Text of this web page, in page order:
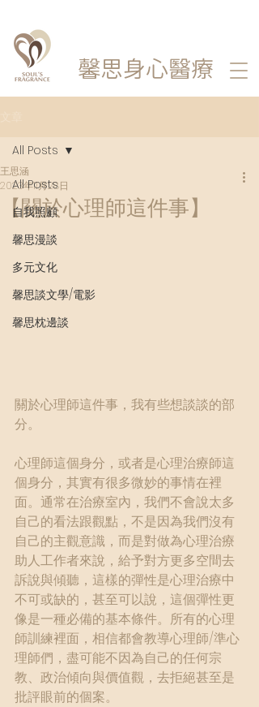
馨思身心醫療
All Posts
自我照顧
馨思漫談
多元文化
馨思談文學/電影
馨思枕邊談
All Posts
【關於心理師這件事】
王思涵
2023年11月28日
關於心理師這件事，我有些想談談的部
分。
心理師這個身分，或者是心理治療師這
個身分，其實有很多微妙的事情在裡
面。通常在治療室內，我們不會說太多
自己的看法跟觀點，不是因為我們沒有
自己的主觀意識，而是對做為心理治療
助人工作者來說，給予對方更多空間去
訴說與傾聽，這樣的彈性是心理治療中
不可或缺的，甚至可以說，這個彈性更
像是一種必備的基本條件。所有的心理
師訓練裡面，相信都會教導心理師/準心
理師們，盡可能不因為自己的任何宗
教、政治傾向與價值觀，去拒絕甚至是
批評眼前的個案。